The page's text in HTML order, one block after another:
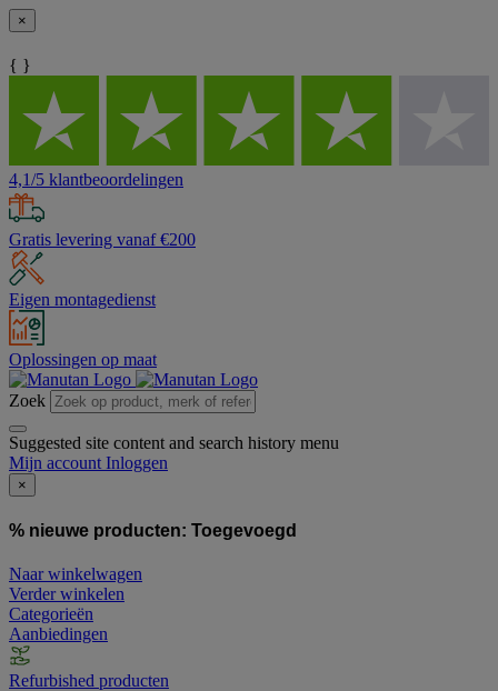
×
{ }
4,1/5 klantbeoordelingen
Gratis levering vanaf €200
Eigen montagedienst
Oplossingen op maat
Zoek
Suggested site content and search history menu
Mijn account Inloggen
×
% nieuwe producten: Toegevoegd
Naar winkelwagen
Verder winkelen
Categorieën
Aanbiedingen
Refurbished producten